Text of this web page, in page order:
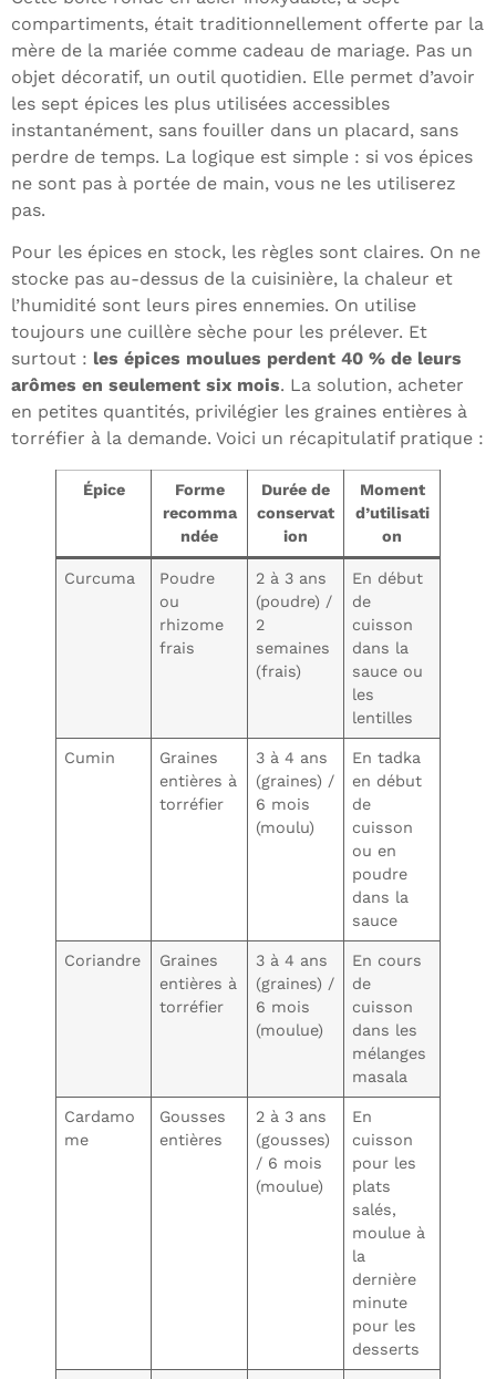
compartiments, était traditionnellement offerte par la
mère de la mariée comme cadeau de mariage. Pas un
objet décoratif, un outil quotidien. Elle permet d’avoir
les sept épices les plus utilisées accessibles
instantanément, sans fouiller dans un placard, sans
perdre de temps. La logique est simple : si vos épices
ne sont pas à portée de main, vous ne les utiliserez
pas.
Pour les épices en stock, les règles sont claires. On ne
stocke pas au-dessus de la cuisinière, la chaleur et
l’humidité sont leurs pires ennemies. On utilise
toujours une cuillère sèche pour les prélever. Et
surtout : les épices moulues perdent 40 % de leurs
arômes en seulement six mois. La solution, acheter
en petites quantités, privilégier les graines entières à
torréfier à la demande. Voici un récapitulatif pratique :
Épice
Forme
recomma
ndée
Durée de
conservat
ion
Moment
d’utilisati
on
Curcuma
Poudre
ou
rhizome
frais
2 à 3 ans
(poudre) /
2
semaines
(frais)
En début
de
cuisson
dans la
sauce ou
les
lentilles
Cumin
Graines
entières à
torréfier
3 à 4 ans
(graines) /
6 mois
(moulu)
En tadka
en début
de
cuisson
ou en
poudre
dans la
sauce
Coriandre
Graines
entières à
torréfier
3 à 4 ans
(graines) /
6 mois
(moulue)
En cours
de
cuisson
dans les
mélanges
masala
Cardamo
me
Gousses
entières
2 à 3 ans
(gousses)
/ 6 mois
(moulue)
En
cuisson
pour les
plats
salés,
moulue à
la
dernière
minute
pour les
desserts